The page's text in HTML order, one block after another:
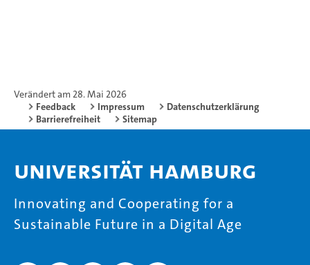
Verändert am 28. Mai 2026
Feedback
Impressum
Datenschutzerklärung
Barrierefreiheit
Sitemap
Universität Hamburg
Innovating and Cooperating for a
Sustainable Future in a Digital Age